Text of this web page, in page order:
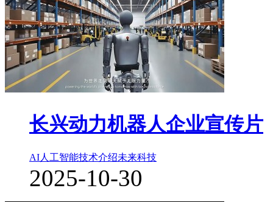
长兴动力机器人企业宣传片
AI人工智能技术介绍未来科技
2025-10-30